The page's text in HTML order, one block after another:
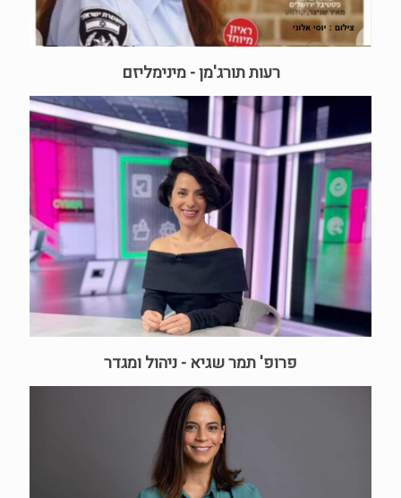
רעות תורג'מן - מינימליזם
פרופ' תמר שגיא - ניהול ומגדר